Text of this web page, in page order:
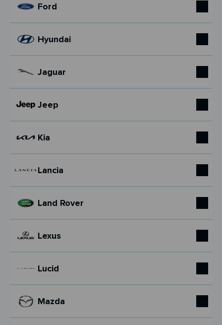
Ford
Hyundai
Jaguar
Jeep
Kia
Lancia
Land Rover
Lexus
Lucid
Mazda